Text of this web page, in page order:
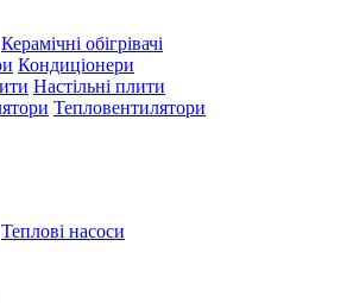
Керамічні обігрівачі
Кондиціонери
Настільні плити
Тепловентилятори
Теплові насоси